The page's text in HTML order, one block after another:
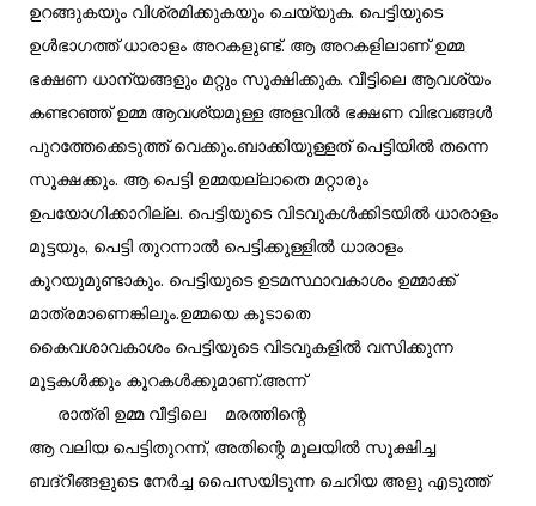
ഉറങ്ങുകയും വിശ്രമിക്കുകയും ചെയ്യുക. പെട്ടിയുടെ
ഉൾഭാഗത്ത് ധാരാളം അറകളുണ്ട്. ആ അറകളിലാണ് ഉമ്മ
ഭക്ഷണ ധാന്യങ്ങളും മറ്റും സൂക്ഷിക്കുക. വീട്ടിലെ ആവശ്യം
കണ്ടറഞ്ഞ് ഉമ്മ ആവശ്യമുള്ള അളവിൽ ഭക്ഷണ വിഭവങ്ങൾ
പുറത്തേക്കെടുത്ത് വെക്കും.ബാക്കിയുള്ളത് പെട്ടിയിൽ തന്നെ
സൂക്ഷക്കും. ആ പെട്ടി ഉമ്മയല്ലാതെ മറ്റാരും
ഉപയോഗിക്കാറില്ല. പെട്ടിയുടെ വിടവുകൾക്കിടയിൽ ധാരാളം
മൂട്ടയും, പെട്ടി തുറന്നാൽ പെട്ടിക്കുള്ളിൽ ധാരാളം
കൂറയുമുണ്ടാകും. പെട്ടിയുടെ ഉടമസ്ഥാവകാശം ഉമ്മാക്ക്
മാത്രമാണെങ്കിലും.ഉമ്മയെ കൂടാതെ
കൈവശാവകാശം പെട്ടിയുടെ വിടവുകളിൽ വസിക്കുന്ന
മൂട്ടകൾക്കും കൂറകൾക്കുമാണ്.അന്ന്
രാത്രി ഉമ്മ വീട്ടിലെ മരത്തിന്റെ
ആ വലിയ പെട്ടിതുറന്ന്, അതിന്റെ മൂലയിൽ സൂക്ഷിച്ച
ബദ്റീങ്ങളുടെ നേർച്ച പൈസയിടുന്ന ചെറിയ അളു എടുത്ത്